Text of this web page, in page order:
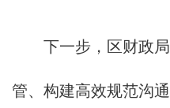
下一步，区财政局
管、构建高效规范沟